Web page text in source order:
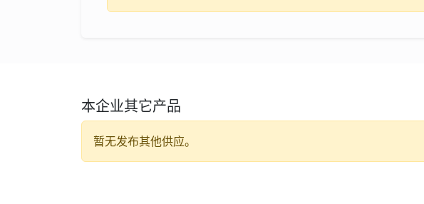
本企业其它产品
暂无发布其他供应。